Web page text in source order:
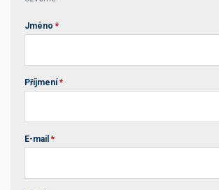
Jméno *
Příjmení *
E-mail *